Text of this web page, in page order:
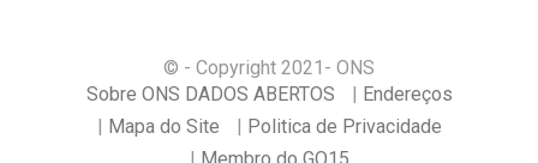
© - Copyright 2021 - ONS
Sobre ONS DADOS ABERTOS
Endereços
Mapa do Site
Politica de Privacidade